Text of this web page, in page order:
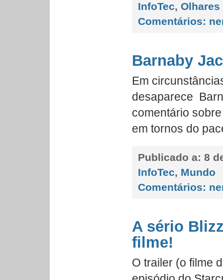
InfoTec, Olhares
Comentários:
Barnaby
Em
desaparece
comentário
em tornos do
Publicado a: 8
InfoTec, Mundo
Comentários:
A sério
filme!
O trailer (o filme